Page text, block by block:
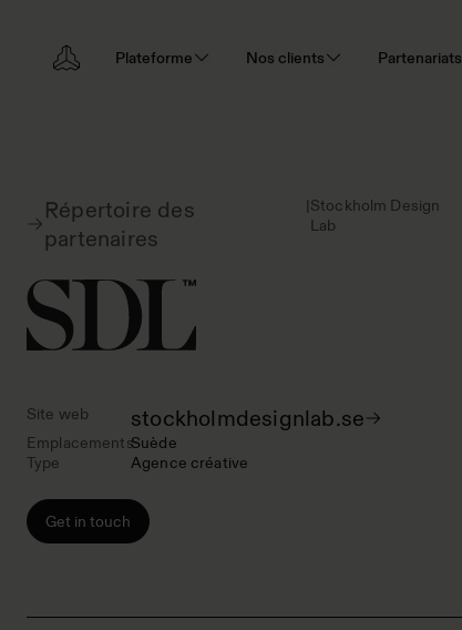
Plateforme Nos clients Partenariats
Répertoire des
partenaires
|Stockholm Design
Lab
Site web stockholmdesignlab.se
EmplacementsSuède
Type
Agence créative
Get in touch